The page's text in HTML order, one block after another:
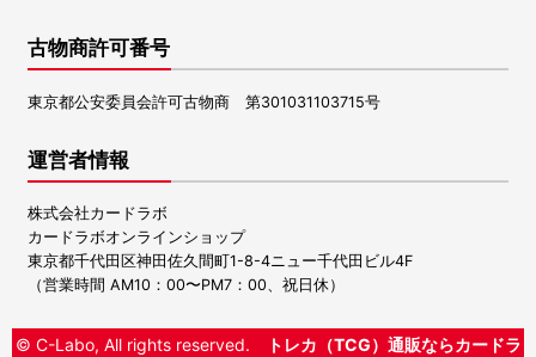
古物商許可番号
東京都公安委員会許可古物商 第301031103715号
運営者情報
株式会社カードラボ
カードラボオンラインショップ
東京都千代田区神田佐久間町1-8-4ニュー千代田ビル4F
（営業時間 AM10：00〜PM7：00、祝日休）
© C-Labo, All rights reserved.
トレカ（TCG）通販ならカードラ